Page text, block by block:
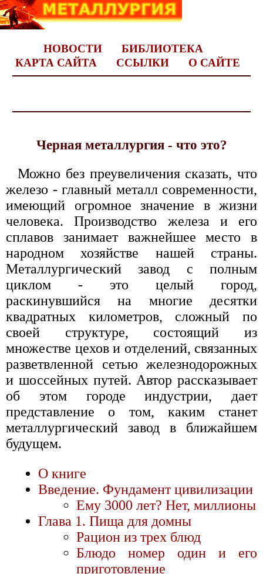
НОВОСТИ
БИБЛИОТЕКА
КАРТА САЙТА
ССЫЛКИ О САЙТЕ
Черная металлургия - что это?
Можно без преувеличения сказать, что
железо - главный металл современности,
имеющий огромное значение в жизни
человека. Производство железа и его
сплавов занимает важнейшее место в
народном хозяйстве нашей страны.
Металлургический завод с полным
циклом - это целый город,
раскинувшийся на многие десятки
квадратных километров, сложный по
своей структуре, состоящий из
множестве цехов и отделений, связанных
разветвленной сетью железнодорожных
и шоссейных путей. Автор рассказывает
об этом городе индустрии, дает
представление о том, каким станет
металлургический завод в ближайшем
будущем.
О книге
Введение. Фундамент цивилизации
Ему 3000 лет? Нет, миллионы
Глава 1. Пища для домны
Рацион из трех блюд
Блюдо номер один и его
приготовление